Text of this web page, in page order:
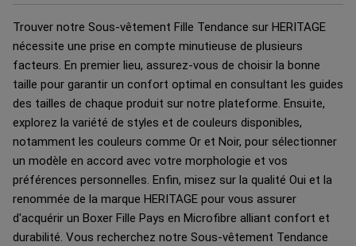
Trouver notre Sous-vêtement Fille Tendance sur HERITAGE
nécessite une prise en compte minutieuse de plusieurs
facteurs. En premier lieu, assurez-vous de choisir la bonne
taille pour garantir un confort optimal en consultant les guides
des tailles de chaque produit sur notre plateforme. Ensuite,
explorez la variété de styles et de couleurs disponibles,
notamment les couleurs comme Or et Noir, pour sélectionner
un modèle en accord avec votre morphologie et vos
préférences personnelles. Enfin, misez sur la qualité Oui et la
renommée de la marque HERITAGE pour vous assurer
d'acquérir un Boxer Fille Pays en Microfibre alliant confort et
durabilité. Vous recherchez notre Sous-vêtement Tendance